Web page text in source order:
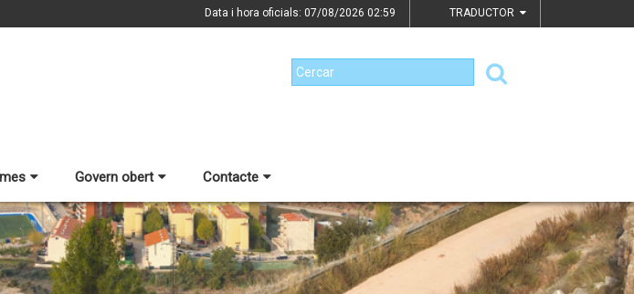
Data i hora oficials: 07/08/2026 02:59 TRADUCTOR
Govern obert Contacte